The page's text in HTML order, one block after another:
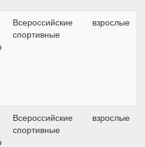
Всероссийские
спортивные
взрослые
Всероссийские
спортивные
взрослые